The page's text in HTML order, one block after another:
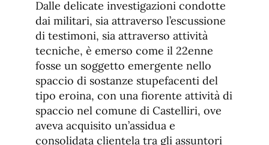
Dalle delicate investigazioni condotte
dai militari, sia attraverso l’escussione
di testimoni, sia attraverso attività
tecniche, è emerso come il 22enne
fosse un soggetto emergente nello
spaccio di sostanze stupefacenti del
tipo eroina, con una fiorente attività di
spaccio nel comune di Castelliri, ove
aveva acquisito un’assidua e
consolidata clientela tra gli assuntori